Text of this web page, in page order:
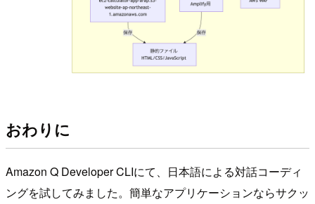
おわりに
Amazon Q Developer CLIにて、日本語による対話コーディ
ングを試してみました。簡単なアプリケーションならサクッ